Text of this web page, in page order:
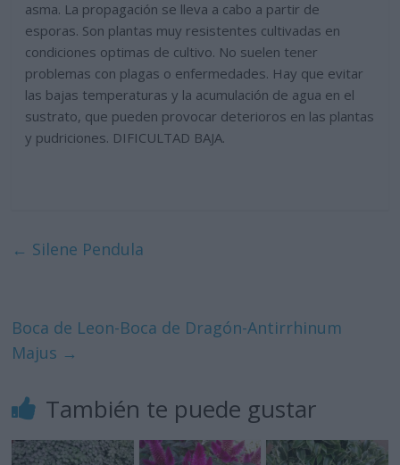
asma. La propagación se lleva a cabo a partir de
esporas. Son plantas muy resistentes cultivadas en
condiciones optimas de cultivo. No suelen tener
problemas con plagas o enfermedades. Hay que evitar
las bajas temperaturas y la acumulación de agua en el
sustrato, que pueden provocar deterioros en las plantas
y pudriciones. DIFICULTAD BAJA.
← Silene Pendula
Boca de Leon-Boca de Dragón-Antirrhinum
Majus →
También te puede gustar